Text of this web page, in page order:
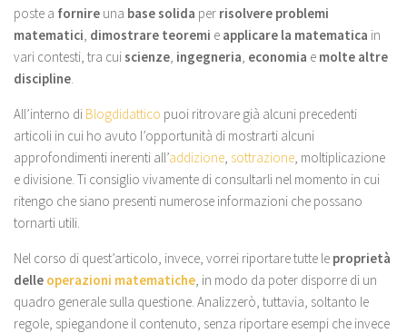
poste a fornire una base solida per risolvere problemi
matematici dimostrare teoremi e applicare la matematica in
vari contesti, tra cuiscienze ingegneria economia e molte altre
discipline
All’interno di Blogdidattico puoi ritrovare già alcuni precedenti
articoli in cui ho avuto l’opportunità di mostrarti alcuni
approfondimenti inerenti all’addizione sottrazione , moltiplicazione
e divisione. Ti consiglio vivamente di consultarli nel momento in cui
ritengo che siano presenti numerose informazioni che possano
tornarti utili.
Nel corso di quest’articolo, invece, vorrei riportare tutte le proprietà
delle operazioni matematiche , in modo da poter disporre di un
quadro generale sulla questione. Analizzerò, tuttavia, soltanto le
regole, spiegandone il contenuto, senza riportare esempi che invece